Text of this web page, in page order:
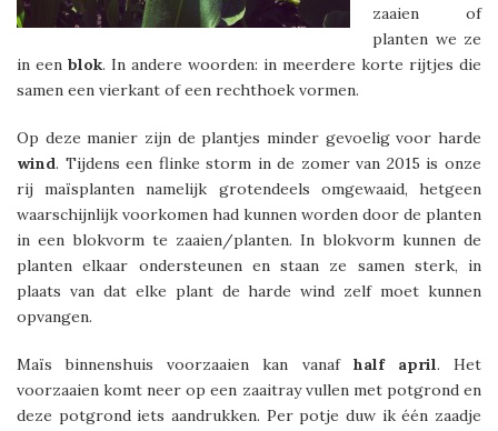
zaaien of
planten we ze
in een blok. In andere woorden: in meerdere korte rijtjes die
samen een vierkant of een rechthoek vormen.
Op deze manier zijn de plantjes minder gevoelig voor harde
wind. Tijdens een flinke storm in de zomer van 2015 is onze
rij maïsplanten namelijk grotendeels omgewaaid, hetgeen
waarschijnlijk voorkomen had kunnen worden door de planten
in een blokvorm te zaaien/planten. In blokvorm kunnen de
planten elkaar ondersteunen en staan ze samen sterk, in
plaats van dat elke plant de harde wind zelf moet kunnen
opvangen.
Maïs binnenshuis voorzaaien kan vanaf half april. Het
voorzaaien komt neer op een zaaitray vullen met potgrond en
deze potgrond iets aandrukken. Per potje duw ik één zaadje